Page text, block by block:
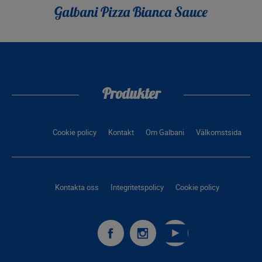
Galbani Pizza Bianca Sauce
Produkter
Cookie policy Kontakt Om Galbani Välkomstsida
Kontakta oss Integritetspolicy Cookie policy
Galbani
surFacebook
Galbani
surInstagram
Galbani
surYoutube